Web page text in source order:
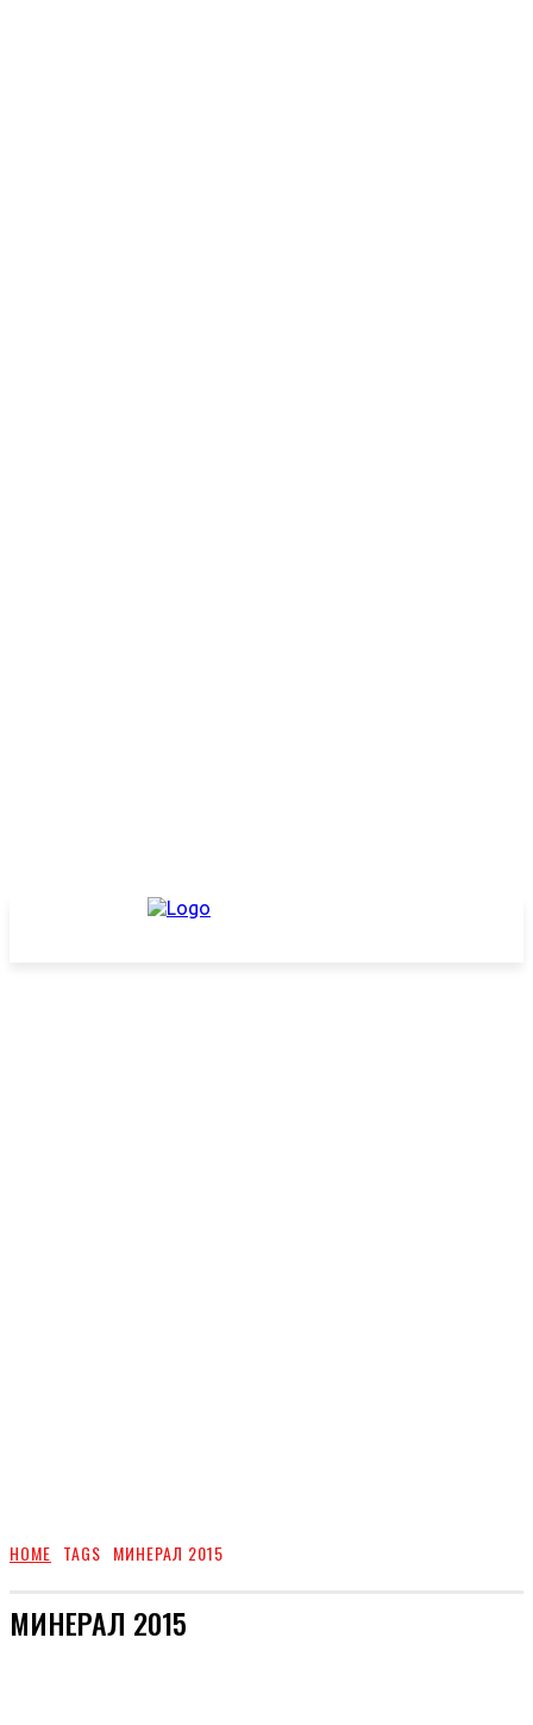
HOME TAGS МИНЕРАЛ 2015
МИНЕРАЛ 2015